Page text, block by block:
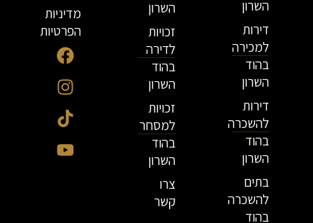
השרון
דירות
למכירה
בהוד
השרון
דירות
להשכרה
בהוד
השרון
בתים
להשכרה
בהוד
השרון
זכויות
לדירה
בהוד
השרון
זכויות
למסחר
בהוד
השרון
צרו
קשר
מדיניות
הפרטיות